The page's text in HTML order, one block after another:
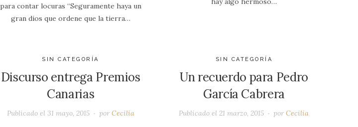
para contar locuras “Seguramente haya un
gran dios que ordene que la tierra…
SIN CATEGORÍA
Discurso entrega Premios
Canarias
Publicado el 31 mayo, 2015 por Cecilia
SIN CATEGORÍA
Un recuerdo para Pedro
García Cabrera
Publicado el21 marzo, 2015 porCecilia